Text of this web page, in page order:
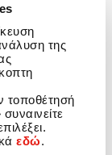
της
τοποθέτησή
εδώ.
σε κάθε
Σε κάθε
χωρίς να
τους.
ολιστικής και
με